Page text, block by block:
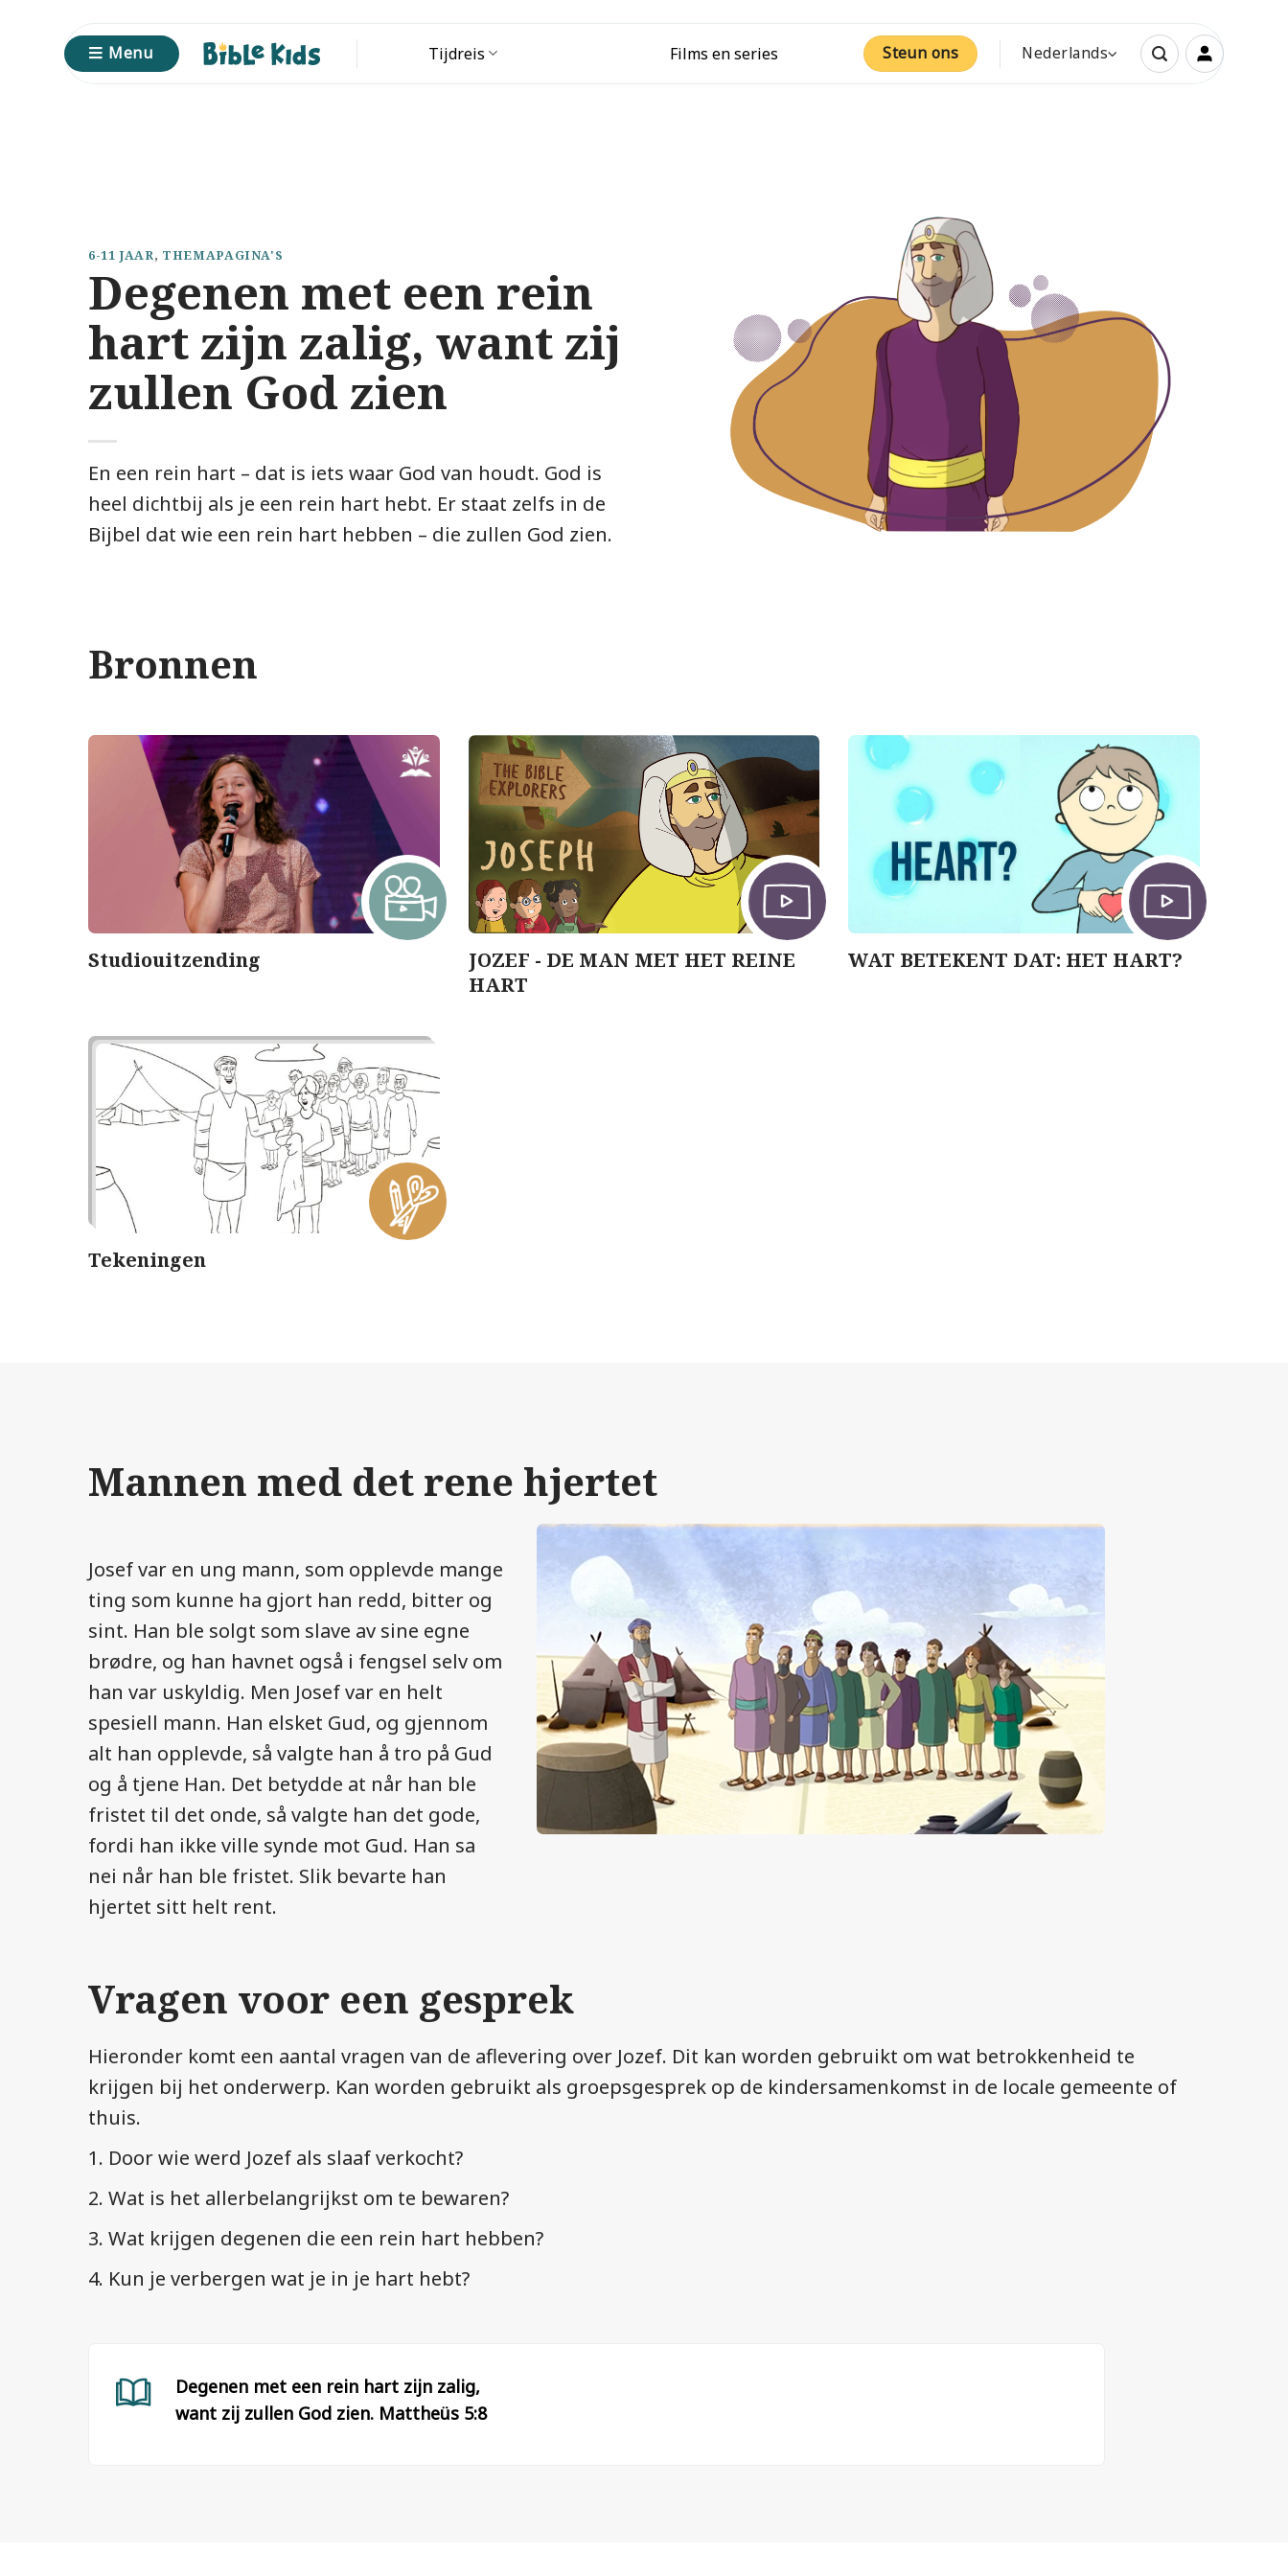
Menu Tijdreis Films en series Steun ons Nederlands
6-11 JAAR, THEMAPAGINA'S
Degenen met een rein
hart zijn zalig, want zij
zullen God zien
En een rein hart – dat is iets waar God van houdt. God is
heel dichtbij als je een rein hart hebt. Er staat zelfs in de
Bijbel dat wie een rein hart hebben – die zullen God zien.
Bronnen
Studiouitzending
JOZEF - DE MAN MET HET REINE
HART
WAT BETEKENT DAT: HET HART?
Tekeningen
Mannen med det rene hjertet
Josef var en ung mann, som opplevde mange
ting som kunne ha gjort han redd, bitter og
sint. Han ble solgt som slave av sine egne
brødre, og han havnet også i fengsel selv om
han var uskyldig. Men Josef var en helt
spesiell mann. Han elsket Gud, og gjennom
alt han opplevde, så valgte han å tro på Gud
og å tjene Han. Det betydde at når han ble
fristet til det onde, så valgte han det gode,
fordi han ikke ville synde mot Gud. Han sa
nei når han ble fristet. Slik bevarte han
hjertet sitt helt rent.
Vragen voor een gesprek
Hieronder komt een aantal vragen van de aflevering over Jozef. Dit kan worden gebruikt om wat betrokkenheid te
krijgen bij het onderwerp. Kan worden gebruikt als groepsgesprek op de kindersamenkomst in de locale gemeente of
thuis.
1. Door wie werd Jozef als slaaf verkocht?
2. Wat is het allerbelangrijkst om te bewaren?
3. Wat krijgen degenen die een rein hart hebben?
4. Kun je verbergen wat je in je hart hebt?
Degenen met een rein hart zijn zalig,
want zij zullen God zien. Mattheüs 5:8